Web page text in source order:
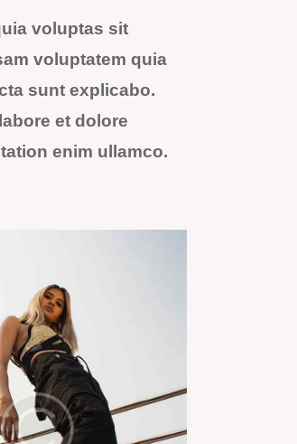
voluptas sit
voluptatem quia
sunt explicabo.
et dolore
enim ullamco.